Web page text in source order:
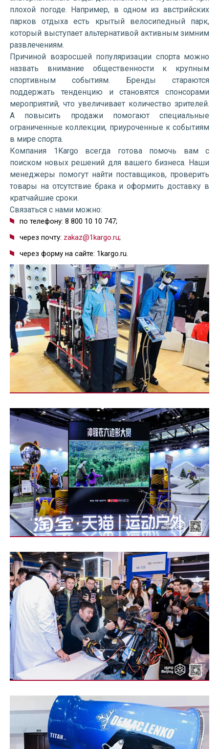
плохой погоде. Например, в одном из австрийских
парков отдыха есть крытый велосипедный парк,
который выступает альтернативой активным зимним
развлечениям.
Причиной возросшей популяризации спорта можно
назвать внимание общественности к крупным
спортивным событиям. Бренды стараются
поддержать тенденцию и становятся спонсорами
мероприятий, что увеличивает количество зрителей.
А повысить продажи помогают специальные
ограниченные коллекции, приуроченные к событиям
в мире спорта.
Компания 1Kargo всегда готова помочь вам с
поиском новых решений для вашего бизнеса. Наши
менеджеры помогут найти поставщиков, проверить
товары на отсутствие брака и оформить доставку в
кратчайшие сроки.
Связаться с нами можно:
по телефону: 8 800 10 10 747;
через почту: zakaz@1kargo.ru;
через форму на сайте: 1kargo.ru.